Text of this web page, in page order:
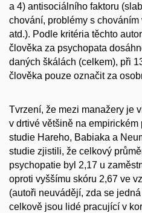
a 4) antisociálního faktoru
chování, problémy s
atd.). Podle kritéria těchto
člověka za psychopata
daných škálách (celkem), při
člověka pouze označit za
Tvrzení, že mezi manažery je
v drtivé většině na
studie Hareho, Babiaka a
studie zjistili, že celkový
psychopatie byl 2,17 u
oproti vyššímu skóru 2,67 ve
(autoři neuvádějí, zda se
celkově jsou lidé pracující v